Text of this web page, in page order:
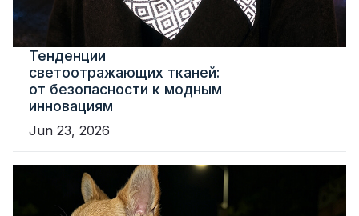
Тенденции
светоотражающих тканей:
от безопасности к модным
инновациям
Jun 23, 2026